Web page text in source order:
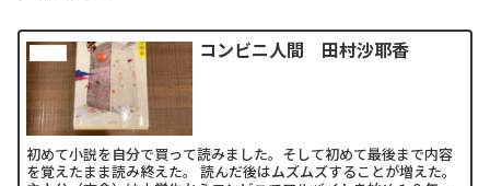
コンビニ人間 田村沙耶香
初めて小説を自分で買って読みました。そして初めて最後まで内容
を覚えたまま読み終えた。 読んだ後はムズムズすることが増えた。